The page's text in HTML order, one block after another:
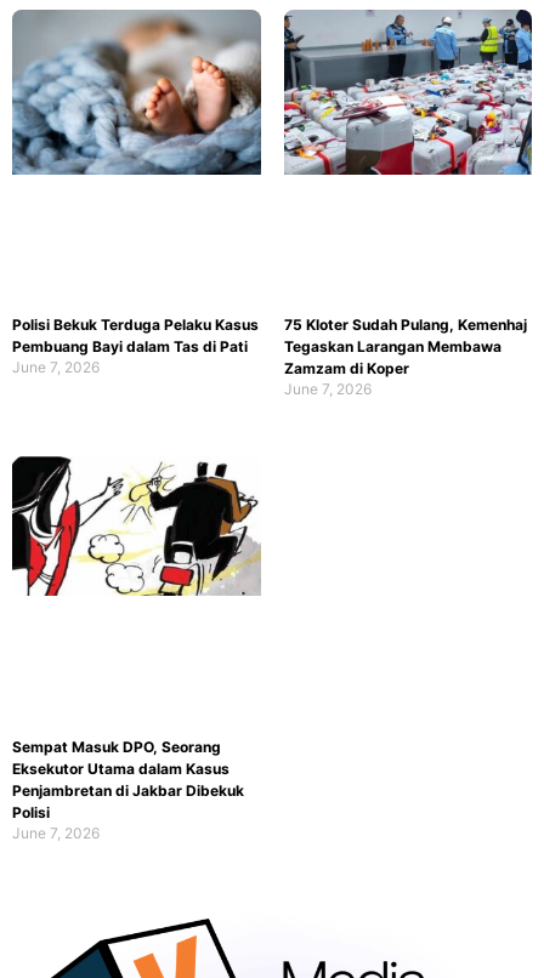
Polisi Bekuk Terduga Pelaku Kasus
Pembuang Bayi dalam Tas di Pati
June 7, 2026
75 Kloter Sudah Pulang, Kemenhaj
Tegaskan Larangan Membawa
Zamzam di Koper
June 7, 2026
Sempat Masuk DPO, Seorang
Eksekutor Utama dalam Kasus
Penjambretan di Jakbar Dibekuk
Polisi
June 7, 2026